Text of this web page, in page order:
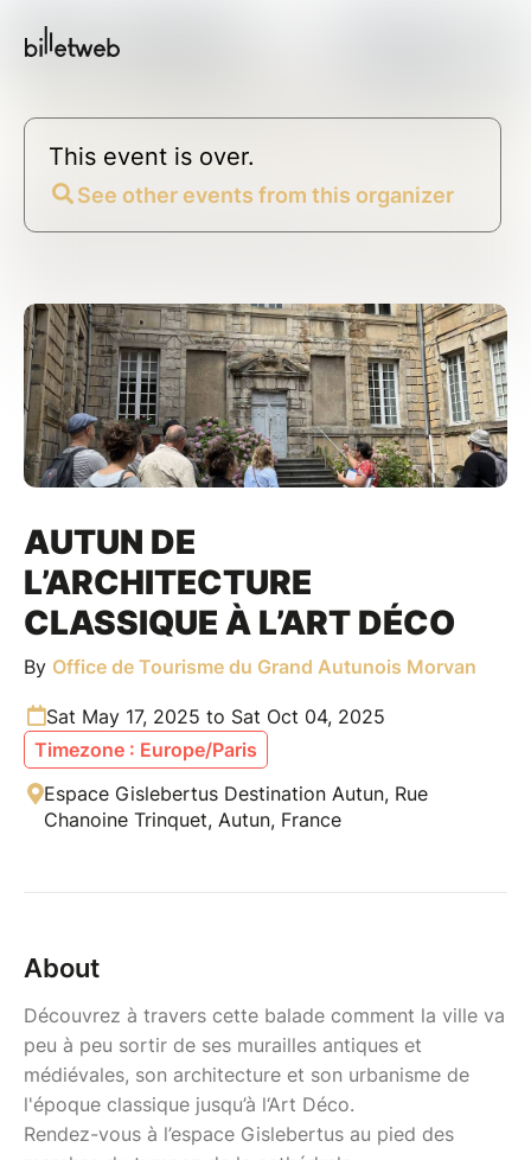
This event is over.
See other events from this organizer
AUTUN DE
L’ARCHITECTURE
CLASSIQUE À L’ART DÉCO
By Office de Tourisme du Grand Autunois Morvan
Sat May 17, 2025 to Sat Oct 04, 2025
Timezone : Europe/Paris
Espace Gislebertus Destination Autun, Rue
Chanoine Trinquet, Autun, France
About
Découvrez à travers cette balade comment la ville va
peu à peu sortir de ses murailles antiques et
médiévales, son architecture et son urbanisme de
l'époque classique jusqu’à l‘Art Déco.
Rendez-vous à l’espace Gislebertus au pied des